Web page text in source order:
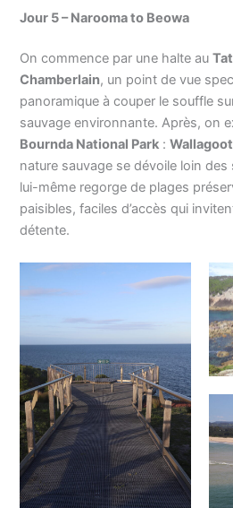
Jour 5 – Narooma to Beowa
On commence par une halte au
Chamberlain, un point de vue
panoramique à couper le souffle
sauvage environnante. Après, on
Bournda National Park :
nature sauvage se dévoile loin
lui-même regorge de plages
paisibles, faciles d’accès qui
détente.